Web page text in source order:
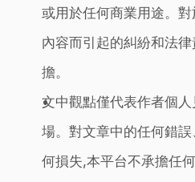
或用於任何商業用途。
內容而引起的糾紛和法
擔。
文中觀點僅代表作者個
場。對文章中的任何錯
何損失,本平台不承擔任何